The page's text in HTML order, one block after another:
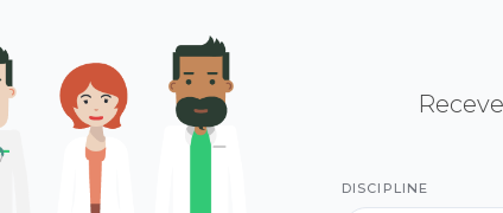
DISCIPLINE